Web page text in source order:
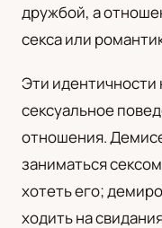
дружбой, а
секса или
Эти
сексуальное
отношения.
заниматься
хотеть его;
ходить на